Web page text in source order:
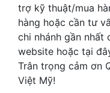
trợ kỹ thuật/mua
hàng hoặc cần tư
chi nhánh gần nhất
website hoặc tại
Trân trọng cảm ơn
Việt Mỹ!